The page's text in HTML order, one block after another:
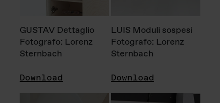
GUSTAV Dettaglio
Fotografo: Lorenz
Sternbach
Download
LUIS Moduli sospesi
Fotografo: Lorenz
Sternbach
Download